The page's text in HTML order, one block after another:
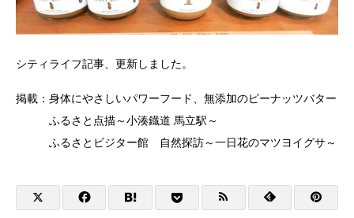
シティライフ記事、更新しました。
掲載：身体にやさしいパワーフード、無添加のピーナッツバター
ふるさと点描～小湊鐡道 馬立駅～
ふるさとビジター館 自然探訪～一日花のマツヨイグサ～